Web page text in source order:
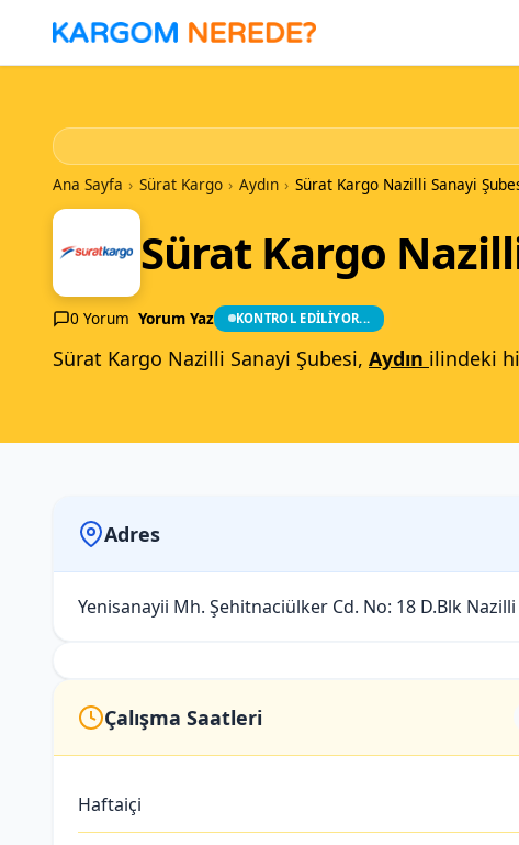
Ana Sayfa › Sürat Kargo › Aydın › Sürat Kargo Nazilli Sanayi
Sürat Kargo
0 Yorum Yorum Yaz KONTROL EDILIYOR...
Sürat Kargo Nazilli Sanayi Şubesi, Aydın ilindeki
Adres
Yenisanayii Mh. Şehitnaciülker Cd. No: 18 D.Blk Nazilli
Çalışma Saatleri
Haftaiçi